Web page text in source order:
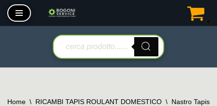
Vai
Home \ RICAMBI TAPIS ROULANT DOMESTICO \ Nastro Tapis